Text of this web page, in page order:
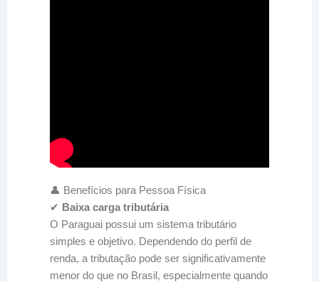
👤 Benefícios para Pessoa Física
✔ Baixa carga tributária
O Paraguai possui um sistema tributário
simples e objetivo. Dependendo do perfil de
renda, a tributação pode ser significativamente
menor do que no Brasil, especialmente quando